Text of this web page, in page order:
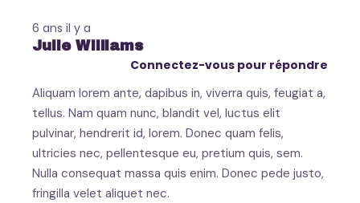
6 ans il y a
Julie Williams
Connectez-vous pour répondre
Aliquam lorem ante, dapibus in, viverra quis, feugiat a,
tellus. Nam quam nunc, blandit vel, luctus elit
pulvinar, hendrerit id, lorem. Donec quam felis,
ultricies nec, pellentesque eu, pretium quis, sem.
Nulla consequat massa quis enim. Donec pede justo,
fringilla velet aliquet nec.